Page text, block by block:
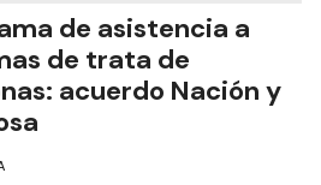
de asistencia a
de trata de
acuerdo Nación y